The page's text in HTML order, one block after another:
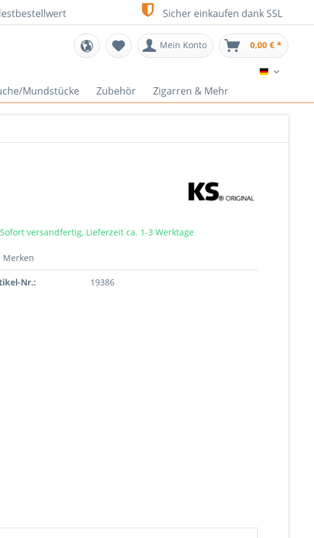
Mein Konto 0,00 € *
Sicher einkaufen dank SSL
DE
Mundstücke Zubehör Zigarren & Mehr
Sofort versandfertig, Lieferzeit ca. 1-3 Werktage
Merken
Nr.: 19386